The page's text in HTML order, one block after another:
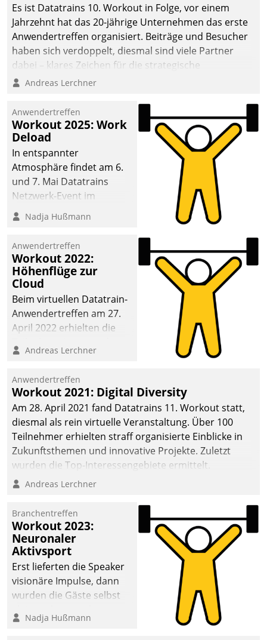
Es ist Datatrains 10. Workout in Folge, vor einem
Jahrzehnt hat das 20-jährige Unternehmen das erste
Anwendertreffen organisiert. Beiträge und Besucher
haben sich verdoppelt, diesmal sind viele Partner
dabei – klares Zeichen für die strategische
Fokussierung auf den Kunden.
Andreas Lerchner
Anwendertreffen
Workout 2025: Work
Deload
In entspannter
Atmosphäre findet am 6.
und 7. Mai Datatrains
Netzwerk-Event im
Kunden- und Partnerkreis
statt. Zentrale Frage: Wie
Mammutprojekte
meistern und Workloads
wuppen – bei zunehmend
anspruchsvollen
Aufgaben und
abnehmendem
Nadja Hußmann
Anwendertreffen
Workout 2022:
Höhenflüge zur
Cloud
Beim virtuellen Datatrain-
Anwendertreffen am 27.
April 2022 erhielten die
Teilnehmer kurzweilige
Cloud-Strategien und -
Lösungen mit hohem
Zukunftspotenzial.
Andreas Lerchner
Anwendertreffen
Workout 2021: Digital Diversity
Am 28. April 2021 fand Datatrains 11. Workout statt,
diesmal als rein virtuelle Veranstaltung. Über 100
Teilnehmer erhielten straff organisierte Einblicke in
Zukunftsthemen und innovative Projekte. Zuletzt
wurden die Top-Interessengebiete ermittelt.
Andreas Lerchner
Branchentreffen
Workout 2023:
Neuronaler
Aktivsport
Erst lieferten die Speaker
visionäre Impulse, dann
wurden die Gäste selbst
methodisch
Nadja Hußmann